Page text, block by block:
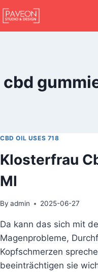
cbd
CBD OIL USES 718
Klosterfrau
Ml
By admin 2025-06-27
Da kann das sich mit
Magenprobleme,
Kopfschmerzen
beeinträchtigen sie